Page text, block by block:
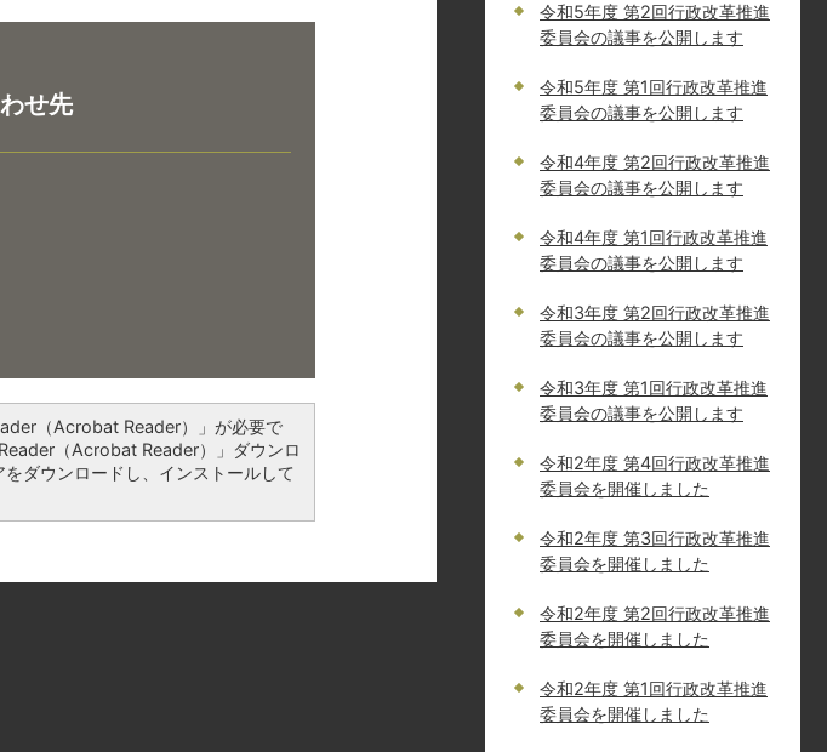
せ先
（Acrobat Reader）」が必要で
（Acrobat Reader）」ダウンロ
ダウンロードし、インストールして
令和5年度 第2回行政改革推進
委員会の議事を公開します
令和5年度 第1回行政改革推進
委員会の議事を公開します
令和4年度 第2回行政改革推進
委員会の議事を公開します
令和4年度 第1回行政改革推進
委員会の議事を公開します
令和3年度 第2回行政改革推進
委員会の議事を公開します
令和3年度 第1回行政改革推進
委員会の議事を公開します
令和2年度 第4回行政改革推進
委員会を開催しました
令和2年度 第3回行政改革推進
委員会を開催しました
令和2年度 第2回行政改革推進
委員会を開催しました
令和2年度 第1回行政改革推進
委員会を開催しました